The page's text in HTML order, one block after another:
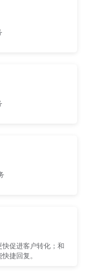
促进客户转化；和
捷回复。